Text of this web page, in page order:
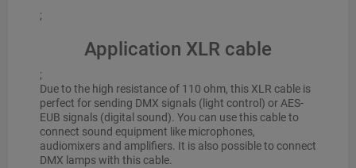
;
Application XLR cable
;
Due to the high resistance of 110 ohm, this XLR cable is
perfect for sending DMX signals (light control) or AES-
EUB signals (digital sound). You can use this cable to
connect sound equipment like microphones,
audiomixers and amplifiers. It is also possible to connect
DMX lamps with this cable.